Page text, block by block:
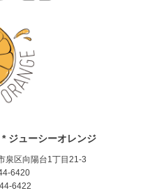
ジューシーオレンジ
区向陽台1丁目21-3
6420
6422